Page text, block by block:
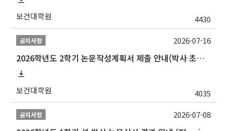
보건대학원 4430
공지사항
2026학년도 2학기 논문작성계획서 제출 안내(박사 초심 일정 포함)_Thesis Proposal
보건대학원 4035
2026-07-16
공지사항 2026-07-08